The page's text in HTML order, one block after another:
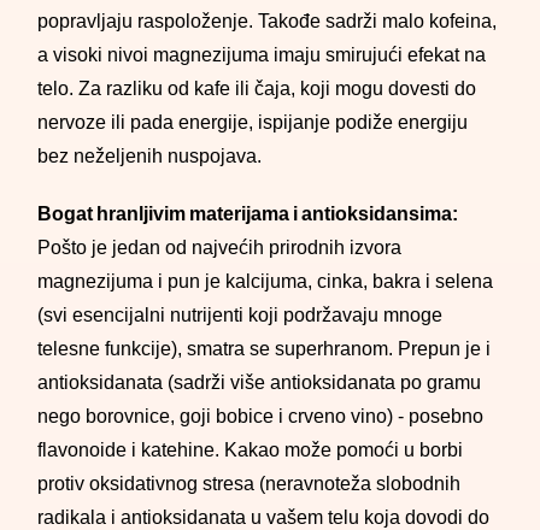
popravljaju raspoloženje. Takođe sadrži malo kofeina,
a visoki nivoi magnezijuma imaju smirujući efekat na
telo. Za razliku od kafe ili čaja, koji mogu dovesti do
nervoze ili pada energije, ispijanje podiže energiju
bez neželjenih nuspojava.
Bogat hranljivim materijama i antioksidansima:
Pošto je jedan od najvećih prirodnih izvora
magnezijuma i pun je kalcijuma, cinka, bakra i selena
(svi esencijalni nutrijenti koji podržavaju mnoge
telesne funkcije), smatra se superhranom. Prepun je i
antioksidanata (sadrži više antioksidanata po gramu
nego borovnice, goji bobice i crveno vino) - posebno
flavonoide i katehine. Kakao može pomoći u borbi
protiv oksidativnog stresa (neravnoteža slobodnih
radikala i antioksidanata u vašem telu koja dovodi do